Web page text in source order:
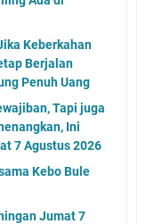
Keberkahan
Berjalan
Penuh Uang
Tapi juga
Ini
7 Agustus 2026
Kebo Bule
Jumat 7